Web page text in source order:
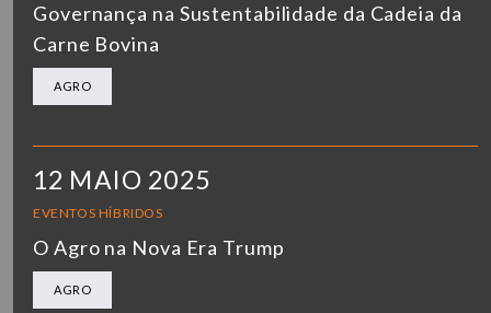
Governança na Sustentabilidade da Cadeia da
Carne Bovina
AGRO
12 MAIO 2025
EVENTOS HÍBRIDOS
O Agro na Nova Era Trump
AGRO